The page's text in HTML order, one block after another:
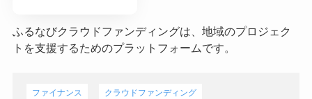
ふるなびクラウドファンディングは、地域のプロジェク
トを支援するためのプラットフォームです。
ファイナンス クラウドファンディング